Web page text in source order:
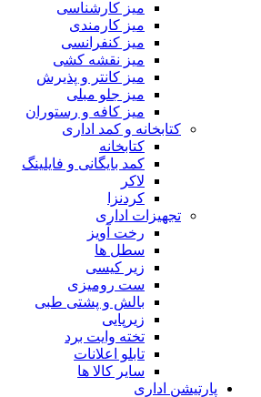
میز کارشناسی
میز کارمندی
میز کنفرانسی
میز نقشه کشی
میز کانتر و پذیرش
میز جلو مبلی
میز کافه و رستوران
کتابخانه و کمد اداری
کتابخانه
کمد بایگانی و فایلینگ
لاکر
کردنزا
تجهیزات اداری
رخت آویز
سطل ها
زیر کیسی
ست رومیزی
بالش و پشتی طبی
زیرپایی
تخته وایت برد
تابلو اعلانات
سایر کالا ها
پارتیشن اداری